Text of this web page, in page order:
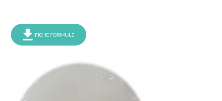
FICHE FORMULE